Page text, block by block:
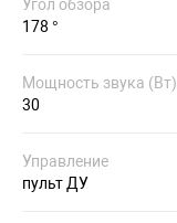
Угол обзора
178 °
Мощность звука (Вт)
30
Управление
пульт ДУ